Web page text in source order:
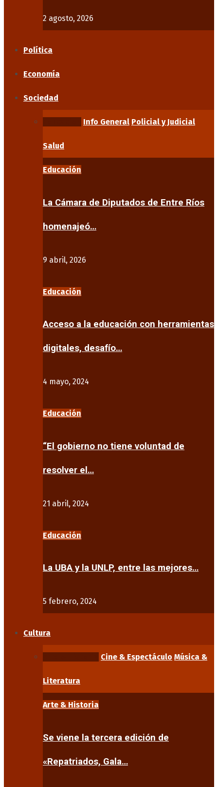
2 agosto, 2026
Política
Economía
Sociedad
Info General Policial y Judicial
Salud
Educación
La Cámara de Diputados de Entre Ríos
homenajeó…
9 abril, 2026
Educación
Acceso a la educación con herramientas
digitales, desafío…
4 mayo, 2024
Educación
“El gobierno no tiene voluntad de
resolver el…
21 abril, 2024
Educación
La UBA y la UNLP, entre las mejores…
5 febrero, 2024
Cultura
Cine & Espectáculo Música &
Literatura
Arte & Historia
Se viene la tercera edición de
«Repatriados, Gala…